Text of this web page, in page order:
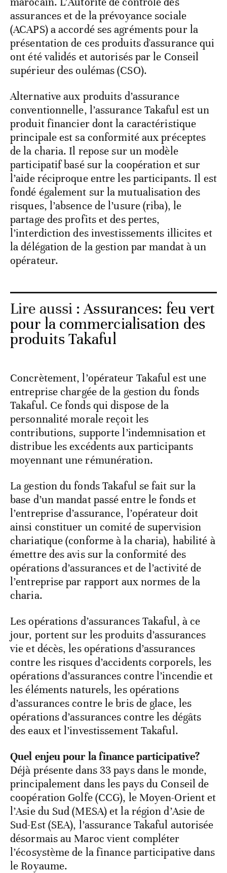
assurances et de la prévoyance sociale
(ACAPS) a accordé ses agréments pour la
présentation de ces produits d'assurance qui
ont été validés et autorisés par le Conseil
supérieur des oulémas (CSO).
Alternative aux produits d’assurance
conventionnelle, l’assurance Takaful est un
produit financier dont la caractéristique
principale est sa conformité aux préceptes
de la charia. Il repose sur un modèle
participatif basé sur la coopération et sur
l’aide réciproque entre les participants. Il est
fondé également sur la mutualisation des
risques, l’absence de l’usure (riba), le
partage des profits et des pertes,
l’interdiction des investissements illicites et
la délégation de la gestion par mandat à un
opérateur.
Lire aussi :Assurances: feu vert
pour la commercialisation des
produits Takaful
Concrètement, l’opérateur Takaful est une
entreprise chargée de la gestion du fonds
Takaful. Ce fonds qui dispose de la
personnalité morale reçoit les
contributions, supporte l’indemnisation et
distribue les excédents aux participants
moyennant une rémunération.
La gestion du fonds Takaful se fait sur la
base d’un mandat passé entre le fonds et
l’entreprise d’assurance, l’opérateur doit
ainsi constituer un comité de supervision
chariatique (conforme à la charia), habilité à
émettre des avis sur la conformité des
opérations d’assurances et de l’activité de
l’entreprise par rapport aux normes de la
charia.
Les opérations d’assurances Takaful, à ce
jour, portent sur les produits d’assurances
vie et décès, les opérations d’assurances
contre les risques d’accidents corporels, les
opérations d’assurances contre l’incendie et
les éléments naturels, les opérations
d’assurances contre le bris de glace, les
opérations d’assurances contre les dégâts
des eaux et l’investissement Takaful.
Quel enjeu pour la finance participative?
Déjà présente dans 33 pays dans le monde,
principalement dans les pays du Conseil de
coopération Golfe (CCG), le Moyen-Orient et
l’Asie du Sud (MESA) et la région d’Asie de
Sud-Est (SEA), l’assurance Takaful autorisée
désormais au Maroc vient compléter
l’écosystème de la finance participative dans
le Royaume.